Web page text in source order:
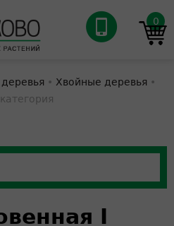
0
• Хвойные деревья •
I